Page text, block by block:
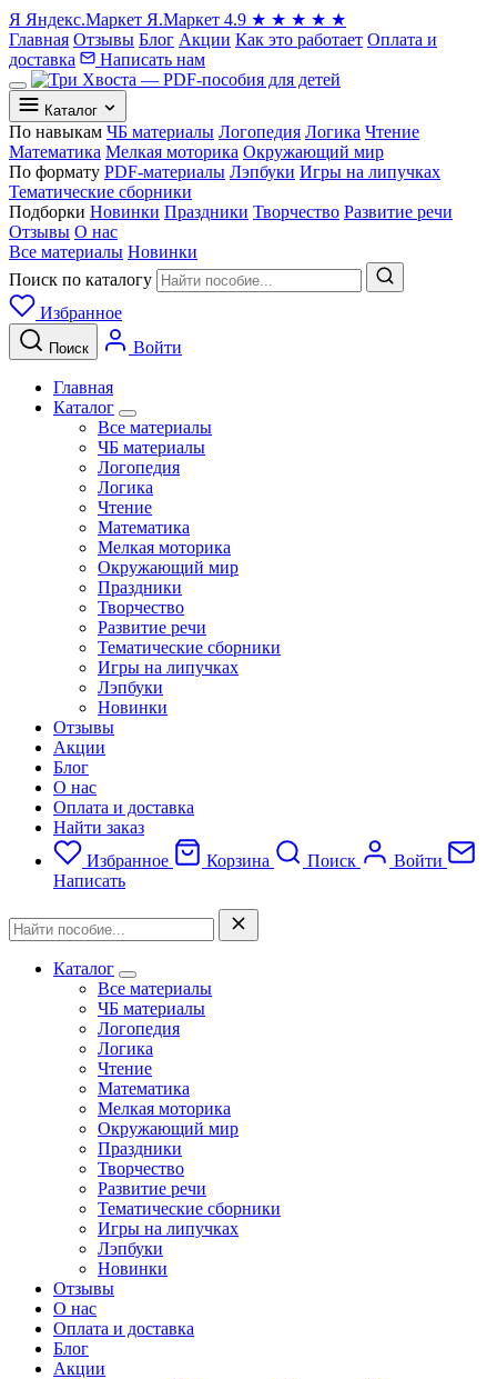
Я Яндекс.Маркет Я.Маркет 4.9 ★ ★ ★ ★ ★
Главная Отзывы Блог Акции Как это работает Оплата и
доставка
Написать нам
Каталог
По навыкам ЧБ материалы Логопедия Логика Чтение
Математика Мелкая моторика Окружающий мир
По формату PDF-материалы Лэпбуки Игры на липучках
Тематические сборники
Подборки Новинки Праздники Творчество Развитие речи
Отзывы О нас
Все материалы Новинки
Поиск по каталогу
Избранное
Поиск Войти
Главная
Каталог
Все материалы
ЧБ материалы
Логопедия
Логика
Чтение
Математика
Мелкая моторика
Окружающий мир
Праздники
Творчество
Развитие речи
Тематические сборники
Игры на липучках
Лэпбуки
Новинки
Отзывы
Акции
Блог
О нас
Оплата и доставка
Найти заказ
Избранное
Корзина Поиск
Войти
Написать
Каталог
Все материалы
ЧБ материалы
Логопедия
Логика
Чтение
Математика
Мелкая моторика
Окружающий мир
Праздники
Творчество
Развитие речи
Тематические сборники
Игры на липучках
Лэпбуки
Новинки
Отзывы
О нас
Оплата и доставка
Блог
Акции